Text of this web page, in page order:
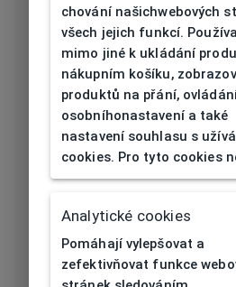
Šířka očnice
99
Šířka nosníku
[mm]
40
Výška očnice
[mm]
55
Délka stranice
[mm]
chování našichwebových
všech jejich funkcí.
mimo jiné k ukládání
nákupním košíku,
produktů na přání,
osobníhonastavení a také
nastavení souhlasu s
cookies. Pro tyto cookies
Analytické cookies
Pomáhají vylepšovat a
zefektivňovat funkce